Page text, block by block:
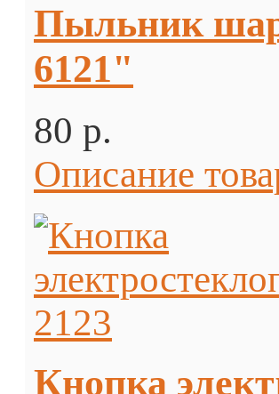
Пыльник
6121"
80 p.
Описание
Кнопка